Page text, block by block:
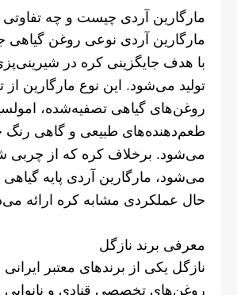
مارگارین آردی چیست و چه تفاوتی
مارگارین آردی نوعی روغن
با هدف جایگزینی کره در
تولید می‌شود. این نوع مارگارین از
روغن‌های گیاهی تصفیه‌شده،
طعم‌دهنده‌های طبیعی و گاهی رنگ
می‌شود. برخلاف کره که از چربی
می‌شود، مارگارین آردی پایه
حال عملکردی مشابه کره ارائه
معرفی برند نازگل
نازگل یکی از برندهای معتبر ایرانی
روغن‌های تخصصی قنادی و نانوایی